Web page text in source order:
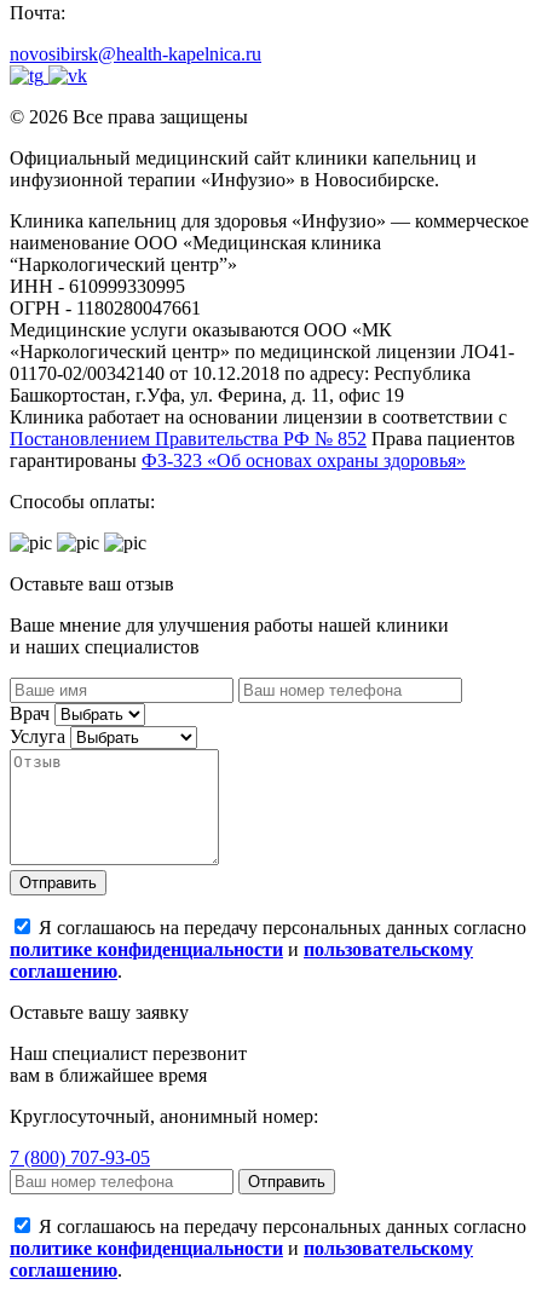
Почта:
novosibirsk@health-kapelnica.ru
© 2026 Все права защищены
Официальный медицинский сайт клиники капельниц и
инфузионной терапии «Инфузио» в Новосибирске.
Клиника капельниц для здоровья «Инфузио» — коммерческое
наименование ООО «Медицинская клиника
“Наркологический центр”»
ИНН - 610999330995
ОГРН - 1180280047661
Медицинские услуги оказываются ООО «МК
«Наркологический центр» по медицинской лицензии ЛО41-
01170-02/00342140 от 10.12.2018 по адресу: Республика
Башкортостан, г.Уфа, ул. Ферина, д. 11, офис 19
Клиника работает на основании лицензии в соответствии с
Постановлением Правительства РФ № 852 Права пациентов
гарантированы ФЗ-323 «Об основах охраны здоровья»
Способы оплаты:
Оставьте ваш отзыв
Ваше мнение для улучшения работы нашей клиники
и наших специалистов
Врач
Услуга
Отправить
Я соглашаюсь на передачу персональных данных согласно
политике конфиденциальности и пользовательскому
соглашению.
Оставьте вашу заявку
Наш специалист перезвонит
вам в ближайшее время
Круглосуточный, анонимный номер:
7 (800) 707-93-05
Отправить
Я соглашаюсь на передачу персональных данных согласно
политике конфиденциальности и пользовательскому
соглашению.